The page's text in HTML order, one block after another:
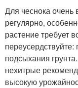
Для чеснока
регулярно,
растение требует
подсыхания
нехитрые
высокую